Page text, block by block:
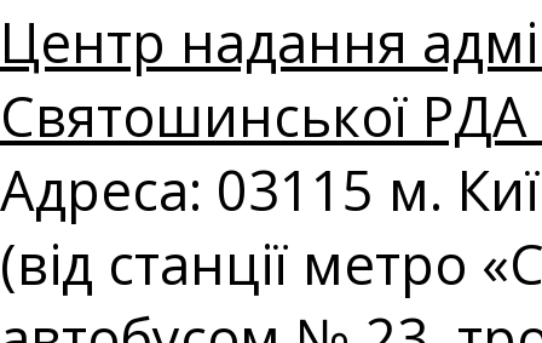
Центр надання
Святошинської РДА
Адреса: 03115 м.
(від станції метро